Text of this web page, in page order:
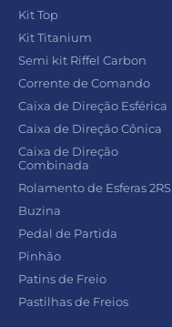
Kit Top
Kit Titanium
Semi kit Riffel Carbon
Corrente de Comando
Caixa de Direção Esférica
Caixa de Direção Cônica
Caixa de Direção
Combinada
Rolamento de Esferas 2RS
Buzina
Pedal de Partida
Pinhão
Patins de Freio
Pastilhas de Freios